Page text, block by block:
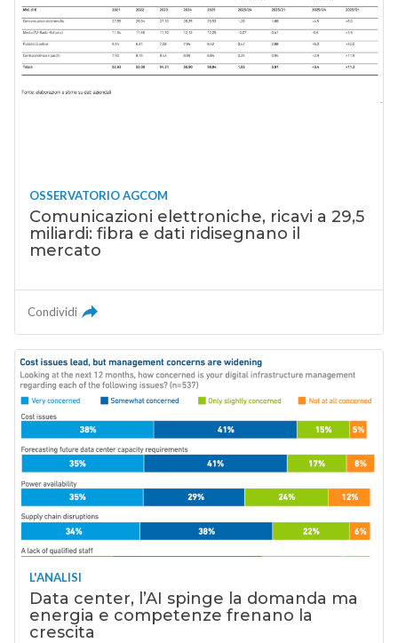
OSSERVATORIO AGCOM
Comunicazioni elettroniche, ricavi a 29,5
miliardi: fibra e dati ridisegnano il
mercato
Condividi
L'ANALISI
Data center, l’AI spinge la domanda ma
energia e competenze frenano la
crescita